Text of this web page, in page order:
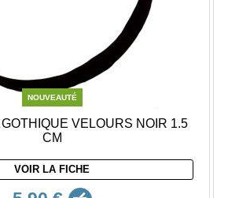
NOUVEAUTÉ
VELOURS NOIR 1.5
CM
VOIR LA FICHE